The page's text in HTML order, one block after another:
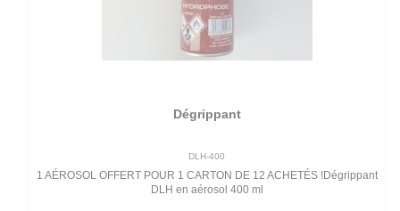
Dégrippant
DLH-400
1 AÉROSOL OFFERT POUR 1 CARTON DE 12 ACHETÉS !Dégrippant
DLH en aérosol 400 ml